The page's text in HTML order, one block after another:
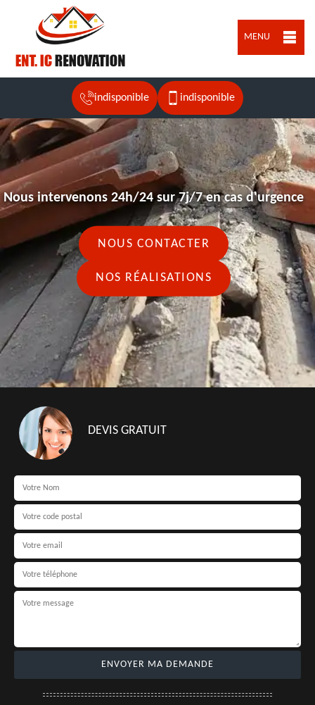
MENU
indisponible indisponible
Nous intervenons 24h/24 sur 7j/7 en cas d'urgence
NOUS CONTACTER
NOS RÉALISATIONS
DEVIS GRATUIT